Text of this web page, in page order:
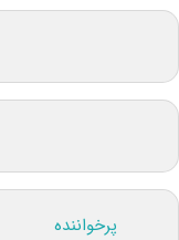
پرخواننده